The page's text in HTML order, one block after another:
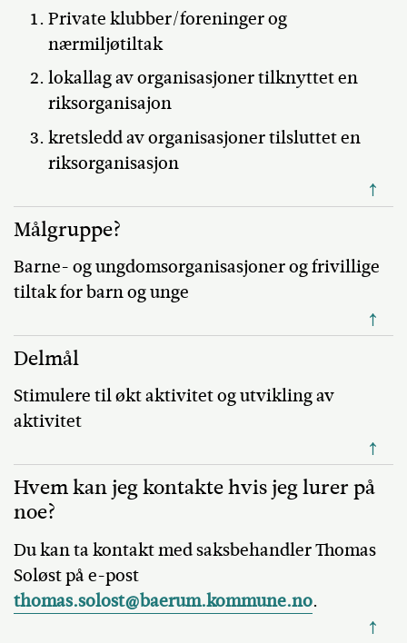
Private klubber/foreninger og
nærmiljøtiltak
lokallag av organisasjoner tilknyttet en
riksorganisajon
kretsledd av organisasjoner tilsluttet en
riksorganisasjon
↑
Målgruppe?
Barne- og ungdomsorganisasjoner og frivillige
tiltak for barn og unge
↑
Delmål
Stimulere til økt aktivitet og utvikling av
aktivitet
↑
Hvem kan jeg kontakte hvis jeg lurer på
noe?
Du kan ta kontakt med saksbehandler Thomas
Soløst på e-post
thomas.solost@baerum.kommune.no.
↑